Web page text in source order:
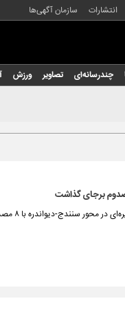
انتشارات سازمان آگهی‌ها
چندرسانه‌ای تصاویر ورزش
سنندج-دیواندره با ۸ مصدوم خبر داد.